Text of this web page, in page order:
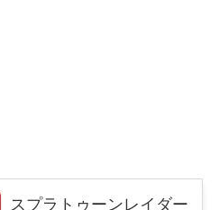
スプラトゥーンレイダー